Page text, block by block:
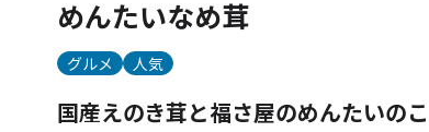
めんたいなめ茸
グルメ 人気
国産えのき茸と福さ屋のめんたいの